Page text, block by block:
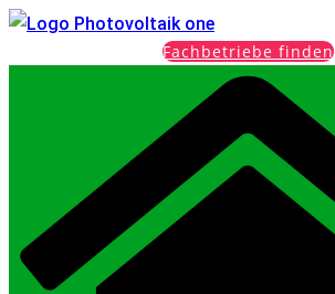
Fachbetriebe finden